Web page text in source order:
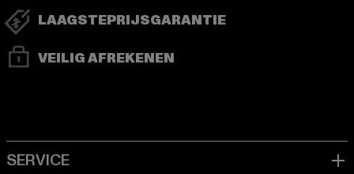
LAAGSTEPRIJSGARANTIE
VEILIG AFREKENEN